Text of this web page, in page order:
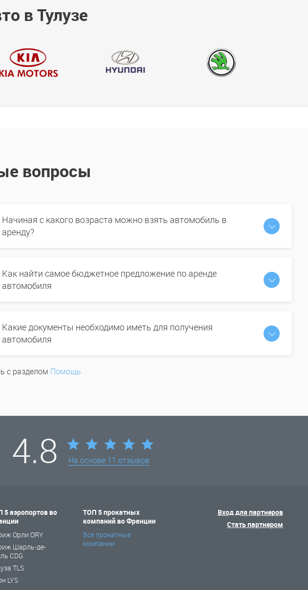
в Тулузе
вопросы
Начиная с какого возраста можно взять автомобиль в
аренду?
Как найти самое бюджетное предложение по аренде
автомобиля
Какие документы необходимо иметь для получения
автомобиля
с разделом Помощь
4.8 На основе 11 отзывов
5 аэропортов во
Орли ORY
Шарль-де-
CDG
TLS
LYS
ТОП 5 прокатных
компаний во Франции
Все прокатные
компании
Вход для партнеров
Стать партнером